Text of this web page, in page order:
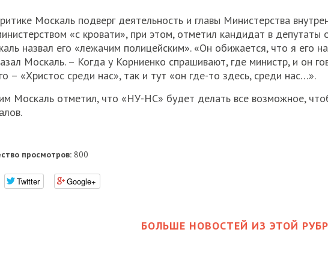
Москаль подверг деятельность и главы Министерства
«с кровати», при этом, отметил кандидат в
назвал его «лежачим полицейским». «Он обижается, что я его
Москаль. – Когда у Корниенко спрашивают, где министр, и он
– «Христос среди нас», так и тут «он где-то здесь, среди нас…».
Москаль отметил, что «НУ-НС» будет делать все возможное,
просмотров: 800
Twitter Google+
БОЛЬШЕ НОВОСТЕЙ ИЗ ЭТОЙ